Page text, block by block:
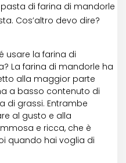
di farina di mandorle
Cos’altro devo dire?
usare la farina di
La farina di mandorle ha
alla maggior parte
a basso contenuto di
di grassi. Entrambe
al gusto e alla
e ricca, che è
quando hai voglia di